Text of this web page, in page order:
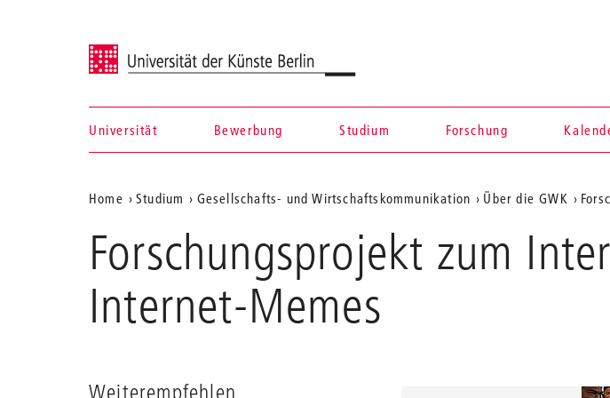
Universität der Künste Berlin
Navigation &
Suche
Universität Bewerbung Studium Forschung
Aktuelle
Position
auf
der
Webseite
Home Studium Gesellschafts- und Wirtschaftskommunikation Über die GWK
Forschungsprojekt zum
Internet-Memes
Weiterempfehlen